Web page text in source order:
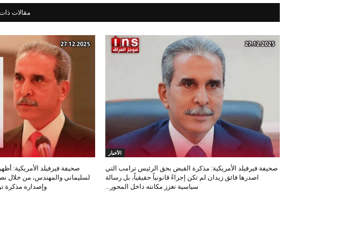
مقالات
الأخبار
صحيفة فيرفيلد الأمريكية: مذكرة القبض بحق الرئيس ترامب التي
اصدرها فائق زيدان لم تكن إجراءً قانونياً حقيقياً، بل رسالة
سياسية تعزز مكانته داخل المحور...
صحيفة فيرفيلد الأمريكية:
لسليماني والمهندس، من خلال
وإصداره مذكرة